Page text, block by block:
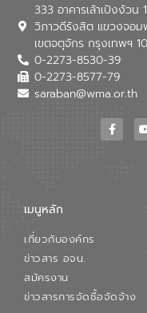
333 อาคารเล้าเป้งง้วน
วิภาวดีรังสิต แขวงจอ
เขตจตุจักร กรุงเทพฯ
0-2273-8530-39
0-2273-8577-79
saraban@wma.or.th
เมนูหลัก
เกี่ยวกับองค์กร
ข่าวสาร อจน.
สมัครงาน
ข่าวสารการจัดซื้อจัดจ้าง